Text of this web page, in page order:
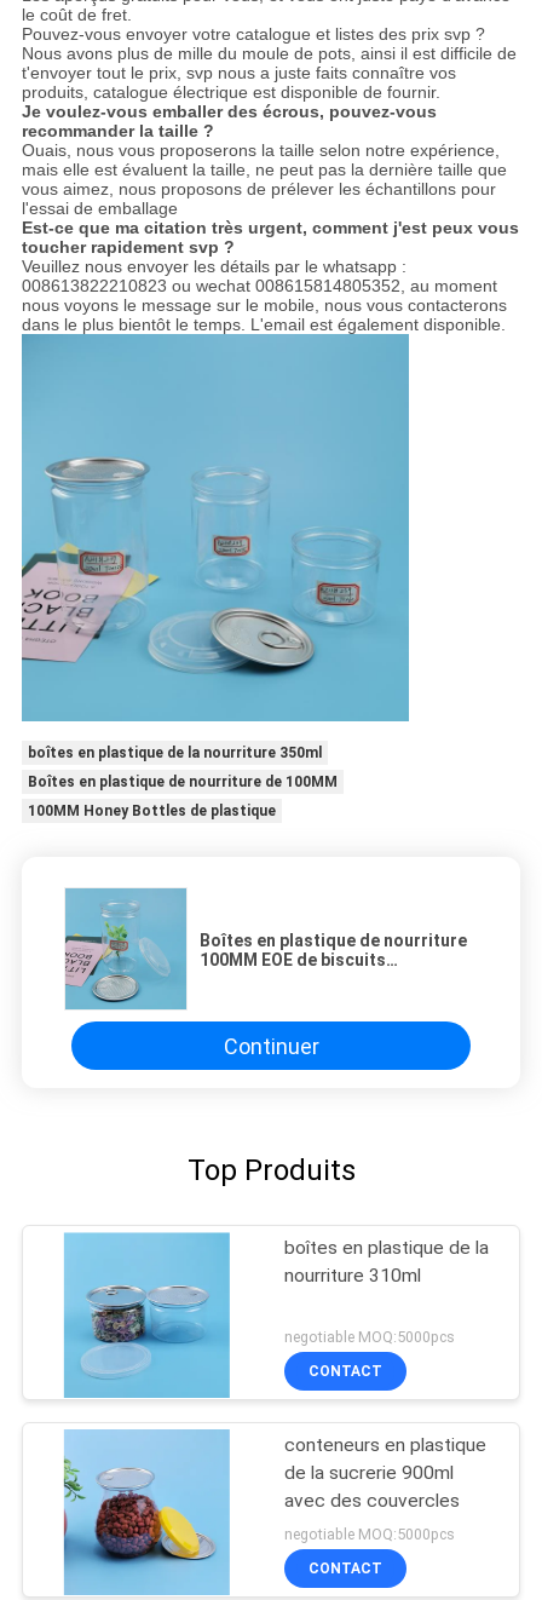
le coût de fret.
Pouvez-vous envoyer votre catalogue et listes des prix svp ?
Nous avons plus de mille du moule de pots, ainsi il est difficile de
t'envoyer tout le prix, svp nous a juste faits connaître vos
produits, catalogue électrique est disponible de fournir.
Je voulez-vous emballer des écrous, pouvez-vous
recommander la taille ?
Ouais, nous vous proposerons la taille selon notre expérience,
mais elle est évaluent la taille, ne peut pas la dernière taille que
vous aimez, nous proposons de prélever les échantillons pour
l'essai de emballage
Est-ce que ma citation très urgent, comment j'est peux vous
toucher rapidement svp ?
Veuillez nous envoyer les détails par le whatsapp :
008613822210823 ou wechat 008615814805352, au moment
nous voyons le message sur le mobile, nous vous contacterons
dans le plus bientôt le temps. L'email est également disponible.
boîtes en plastique de la nourriture 350ml
Boîtes en plastique de nourriture de 100MM
100MM Honey Bottles de plastique
Boîtes en plastique de nourriture
100MM EOE de biscuits
Continuer
Top Produits
boîtes en plastique de la
nourriture 310ml
negotiable MOQ:5000pcs
CONTACT
conteneurs en plastique
de la sucrerie 900ml
avec des couvercles
negotiable MOQ:5000pcs
CONTACT